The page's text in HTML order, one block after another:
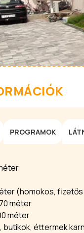
PROGRAMOK
(homokos,
méter
méter
éttermek